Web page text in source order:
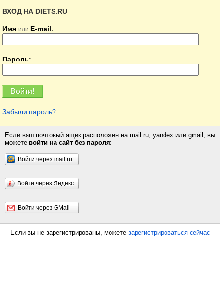
ВХОД НА DIETS.RU
Имя или E-mail:
Пароль:
Забыли пароль?
Если ваш почтовый ящик расположен на mail.ru, yandex или gmail, вы
можете войти на сайт без пароля:
Войти через mail.ru
Войти через Яндекс
Войти через GMail
Если вы не зарегистрированы, можете зарегистрироваться сейчас